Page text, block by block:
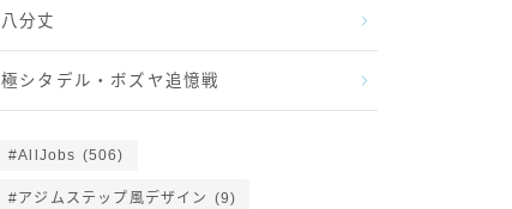
八分丈
極シタデル・ボズヤ追憶戦
AllJobs (506)
アジムステップ風デザイン (9)